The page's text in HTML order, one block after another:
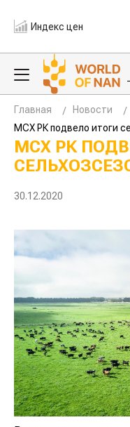
Индекс цен
Главная
Новости
МСХ РК подвело итоги
МСХ РК
30.12.2020